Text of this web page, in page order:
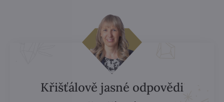
Křišťálově jasné odpovědi